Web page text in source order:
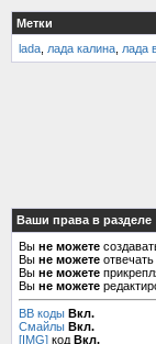
Метки
lada лада калина лада
Ваши права в разделе
Вы не можете
Вы не можете
Вы не можете
Вы не можете
BB коды Вкл.
Смайлы Вкл.
[IMG] код Вкл.